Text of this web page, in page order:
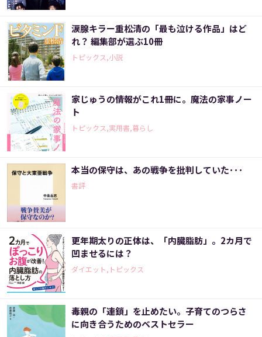
涙腺キラー重松清の「最も泣ける作品」はど
れ？ 編集部が選ぶ10冊
トピックス,小説
家じゅうの情報がこれ1冊に。魔法の家事ノー
ト
トピックス,実用書,暮らし
本当の保守は、あの戦争を批判していた･･･
書評
更年期太りの正体は、「内臓脂肪」。2カ月で
凹ませるには？
ダイエット,トピックス
毒親の「連鎖」を止めたい。子育てのつらさ
に向き合うためのベストセラー